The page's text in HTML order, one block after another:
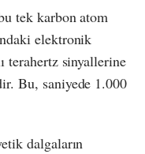
tek karbon atom
elektronik
terahertz sinyallerine
Bu, saniyede 1.000
dalgaların